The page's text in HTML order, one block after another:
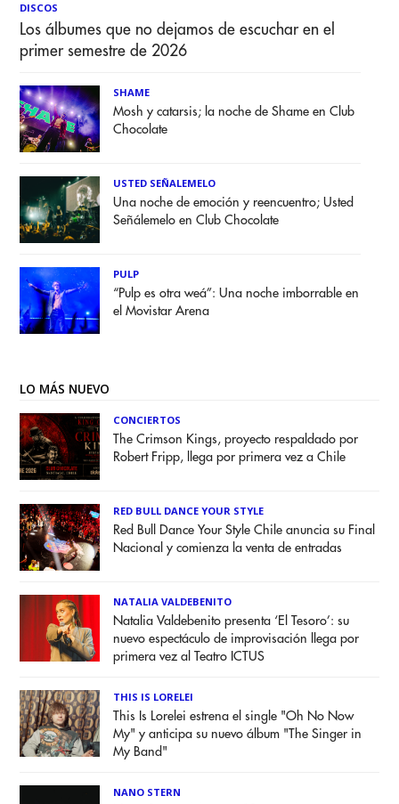
DISCOS
Los álbumes que no dejamos de escuchar en el
primer semestre de 2026
SHAME
Mosh y catarsis; la noche de Shame en Club
Chocolate
USTED SEÑALEMELO
Una noche de emoción y reencuentro; Usted
Señálemelo en Club Chocolate
PULP
“Pulp es otra weá”: Una noche imborrable en
el Movistar Arena
LO MÁS NUEVO
CONCIERTOS
The Crimson Kings, proyecto respaldado por
Robert Fripp, llega por primera vez a Chile
RED BULL DANCE YOUR STYLE
Red Bull Dance Your Style Chile anuncia su Final
Nacional y comienza la venta de entradas
NATALIA VALDEBENITO
Natalia Valdebenito presenta ‘El Tesoro’: su
nuevo espectáculo de improvisación llega por
primera vez al Teatro ICTUS
THIS IS LORELEI
This Is Lorelei estrena el single "Oh No Now
My" y anticipa su nuevo álbum "The Singer in
My Band"
NANO STERN